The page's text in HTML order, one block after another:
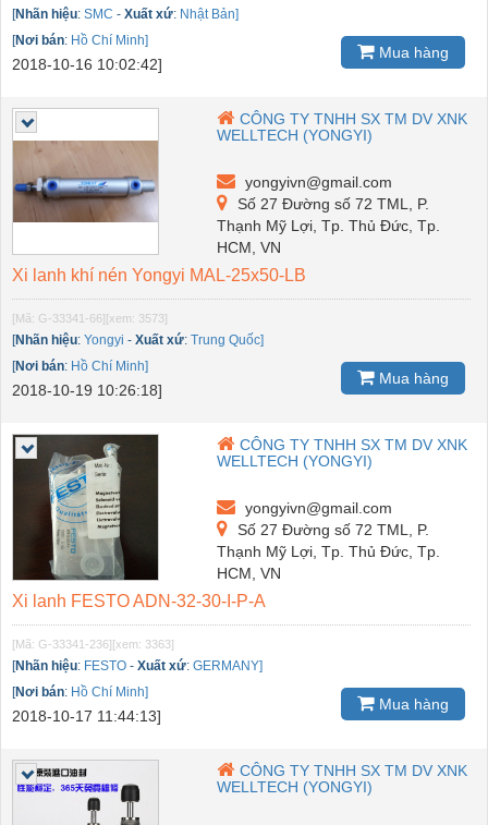
[Nhãn hiệu: SMC - Xuất xứ: Nhật Bản]
[Nơi bán: Hồ Chí Minh]
2018-10-16 10:02:42]
Mua hàng
CÔNG TY TNHH SX TM DV XNK
WELLTECH (YONGYI)
yongyivn@gmail.com
Số 27 Đường số 72 TML, P.
Thạnh Mỹ Lợi, Tp. Thủ Đức, Tp.
HCM, VN
Xi lanh khí nén Yongyi MAL-25x50-LB
[Mã: G-33341-66][xem: 3573]
[Nhãn hiệu: Yongyi - Xuất xứ: Trung Quốc]
[Nơi bán: Hồ Chí Minh]
2018-10-19 10:26:18]
Mua hàng
CÔNG TY TNHH SX TM DV XNK
WELLTECH (YONGYI)
yongyivn@gmail.com
Số 27 Đường số 72 TML, P.
Thạnh Mỹ Lợi, Tp. Thủ Đức, Tp.
HCM, VN
Xi lanh FESTO ADN-32-30-I-P-A
[Mã: G-33341-236][xem: 3363]
[Nhãn hiệu: FESTO - Xuất xứ: GERMANY]
[Nơi bán: Hồ Chí Minh]
2018-10-17 11:44:13]
Mua hàng
CÔNG TY TNHH SX TM DV XNK
WELLTECH (YONGYI)